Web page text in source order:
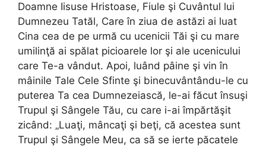
Doamne Iisuse Hristoase, Fiule şi Cuvântul lui
Dumnezeu Tatăl, Care în ziua de astăzi ai luat
Cina cea de pe urmă cu ucenicii Tăi şi cu mare
umilinţă ai spălat picioarele lor şi ale ucenicului
care Te-a vândut. Apoi, luând pâine şi vin în
mâinile Tale Cele Sfinte şi binecuvântându-le cu
puterea Ta cea Dumnezeiască, le-ai făcut însuşi
Trupul şi Sângele Tău, cu care i-ai împărtăşit
zicând: „Luaţi, mâncaţi şi beţi, că acestea sunt
Trupul şi Sângele Meu, ca să se ierte păcatele